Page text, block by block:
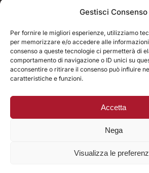
Gestisci Consenso
Per fornire le migliori esperienze, utilizziamo
per memorizzare e/o accedere alle
consenso a queste tecnologie ci permetterà di
comportamento di navigazione o ID unici su
acconsentire o ritirare il consenso può influire
caratteristiche e funzioni.
Accetta
Nega
Visualizza le
Scarica per
ASSOCIATI A
ACCREDITAMENTI E CONVENZIONI